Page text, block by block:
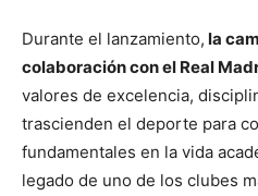
Durante el lanzamiento, la
colaboración con el Real
valores de excelencia,
trascienden el deporte para
fundamentales en la vida
legado de uno de los clubes